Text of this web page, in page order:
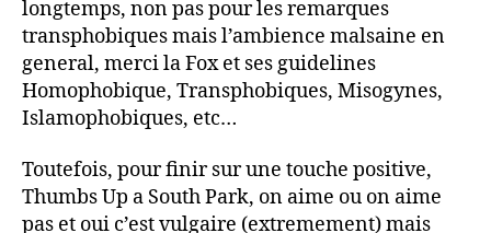
longtemps, non pas pour les remarques
transphobiques mais l’ambience malsaine en
general, merci la Fox et ses guidelines
Homophobique, Transphobiques, Misogynes,
Islamophobiques, etc…
Toutefois, pour finir sur une touche positive,
Thumbs Up a South Park, on aime ou on aime
pas et oui c’est vulgaire (extremement) mais